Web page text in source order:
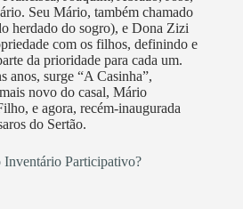
Seu Mário, também chamado
herdado do sogro), e Dona Zizi
com os filhos, definindo e
da prioridade para cada um.
anos, surge “A Casinha”,
novo do casal, Mário
e agora, recém-inaugurada
do Sertão.
Participativo?